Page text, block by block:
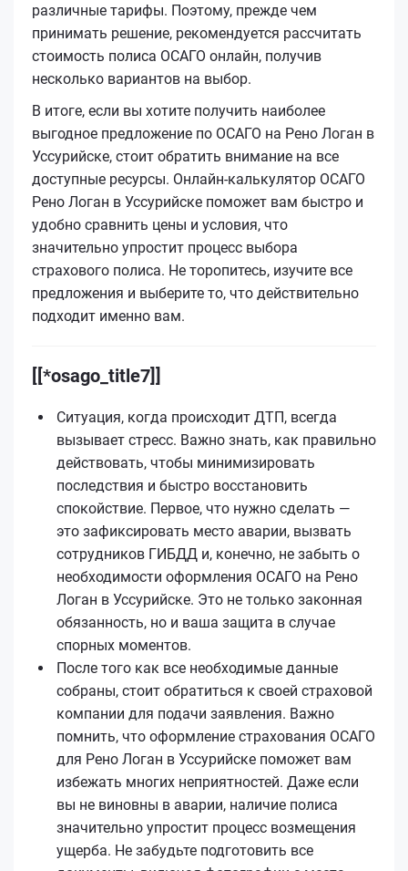
различные тарифы. Поэтому, прежде чем
принимать решение, рекомендуется рассчитать
стоимость полиса ОСАГО онлайн, получив
несколько вариантов на выбор.
В итоге, если вы хотите получить наиболее
выгодное предложение по ОСАГО на Рено Логан в
Уссурийске, стоит обратить внимание на все
доступные ресурсы. Онлайн-калькулятор ОСАГО
Рено Логан в Уссурийске поможет вам быстро и
удобно сравнить цены и условия, что
значительно упростит процесс выбора
страхового полиса. Не торопитесь, изучите все
предложения и выберите то, что действительно
подходит именно вам.
[[*osago_title7]]
Ситуация, когда происходит ДТП, всегда
вызывает стресс. Важно знать, как правильно
действовать, чтобы минимизировать
последствия и быстро восстановить
спокойствие. Первое, что нужно сделать —
это зафиксировать место аварии, вызвать
сотрудников ГИБДД и, конечно, не забыть о
необходимости оформления ОСАГО на Рено
Логан в Уссурийске. Это не только законная
обязанность, но и ваша защита в случае
спорных моментов.
После того как все необходимые данные
собраны, стоит обратиться к своей страховой
компании для подачи заявления. Важно
помнить, что оформление страхования ОСАГО
для Рено Логан в Уссурийске поможет вам
избежать многих неприятностей. Даже если
вы не виновны в аварии, наличие полиса
значительно упростит процесс возмещения
ущерба. Не забудьте подготовить все